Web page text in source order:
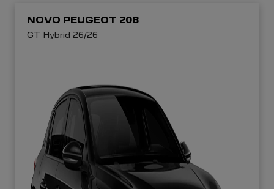
NOVO PEUGEOT 208
GT Hybrid 26/26